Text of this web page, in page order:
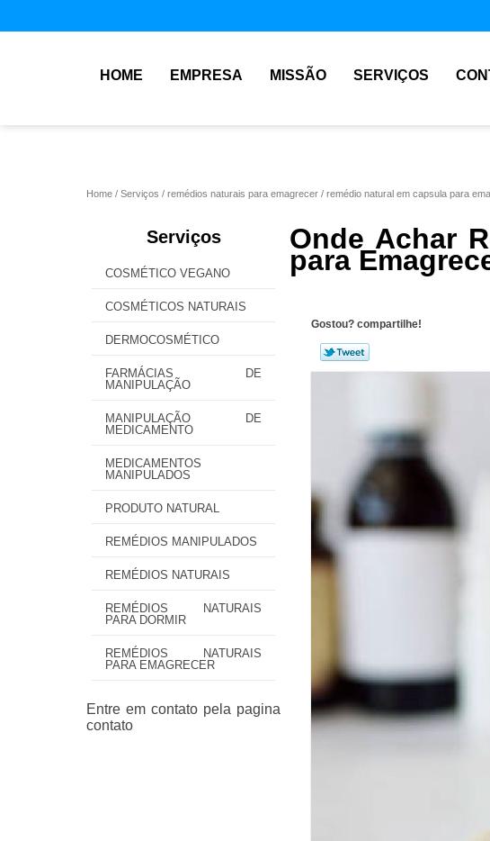
HOME EMPRESA MISSÃO SERVIÇOS
Home Serviços remédios naturais para emagrecer remédio natural em capsula para
Serviços
COSMÉTICO VEGANO
COSMÉTICOS NATURAIS
DERMOCOSMÉTICO
FARMÁCIAS DE
MANIPULAÇÃO
MANIPULAÇÃO DE
MEDICAMENTO
MEDICAMENTOS
MANIPULADOS
PRODUTO NATURAL
REMÉDIOS MANIPULADOS
REMÉDIOS NATURAIS
REMÉDIOS NATURAIS
PARA DORMIR
REMÉDIOS NATURAIS
PARA EMAGRECER
Onde Achar
para
Gostou? compartilhe!